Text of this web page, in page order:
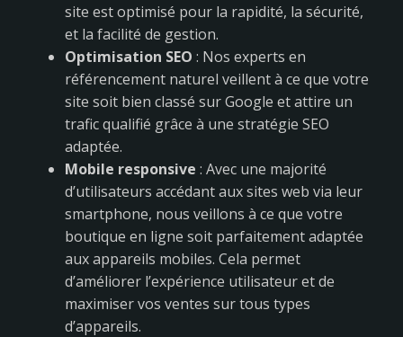
site est optimisé pour la rapidité, la sécurité,
et la facilité de gestion.
Optimisation SEO : Nos experts en
référencement naturel veillent à ce que votre
site soit bien classé sur Google et attire un
trafic qualifié grâce à une stratégie SEO
adaptée.
Mobile responsive : Avec une majorité
d’utilisateurs accédant aux sites web via leur
smartphone, nous veillons à ce que votre
boutique en ligne soit parfaitement adaptée
aux appareils mobiles. Cela permet
d’améliorer l’expérience utilisateur et de
maximiser vos ventes sur tous types
d’appareils.